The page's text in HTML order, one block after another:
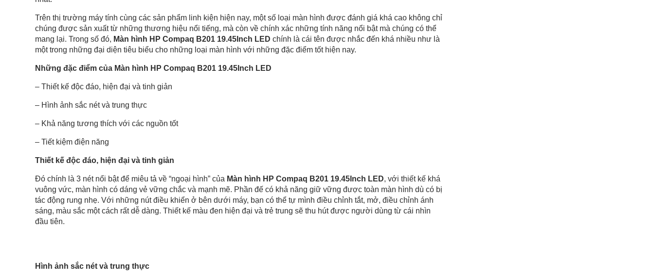
Trên thị trường máy tính cùng các sản phẩm linh kiện hiện nay, một số loại màn hình được đánh giá khá cao không chỉ
chúng được sản xuất từ những thương hiệu nổi tiếng, mà còn về chính xác những tính năng nổi bật mà chúng có thể
mang lại. Trong số đó, Màn hình HP Compaq B201 19.45Inch LED chính là cái tên được nhắc đến khá nhiều như là
một trong những đại diện tiêu biểu cho những loại màn hình với những đặc điểm tốt hiện nay.
Những đặc điểm của Màn hình HP Compaq B201 19.45Inch LED
– Thiết kế độc đáo, hiện đại và tinh giản
– Hình ảnh sắc nét và trung thực
– Khả năng tương thích với các nguồn tốt
– Tiết kiệm điện năng
Thiết kế độc đáo, hiện đại và tinh giản
Đó chính là 3 nét nổi bật để miêu tả về “ngoại hình” của Màn hình HP Compaq B201 19.45Inch LED, với thiết kế khá
vuông vức, màn hình có dáng vẻ vững chắc và mạnh mẽ. Phần đế có khả năng giữ vững được toàn màn hình dù có bị
tác động rung nhẹ. Với những nút điều khiển ở bên dưới máy, bạn có thể tự mình điều chỉnh tắt, mở, điều chỉnh ánh
sáng, màu sắc một cách rất dễ dàng. Thiết kế màu đen hiện đại và trẻ trung sẽ thu hút được người dùng từ cái nhìn
đầu tiên.
Hình ảnh sắc nét và trung thực